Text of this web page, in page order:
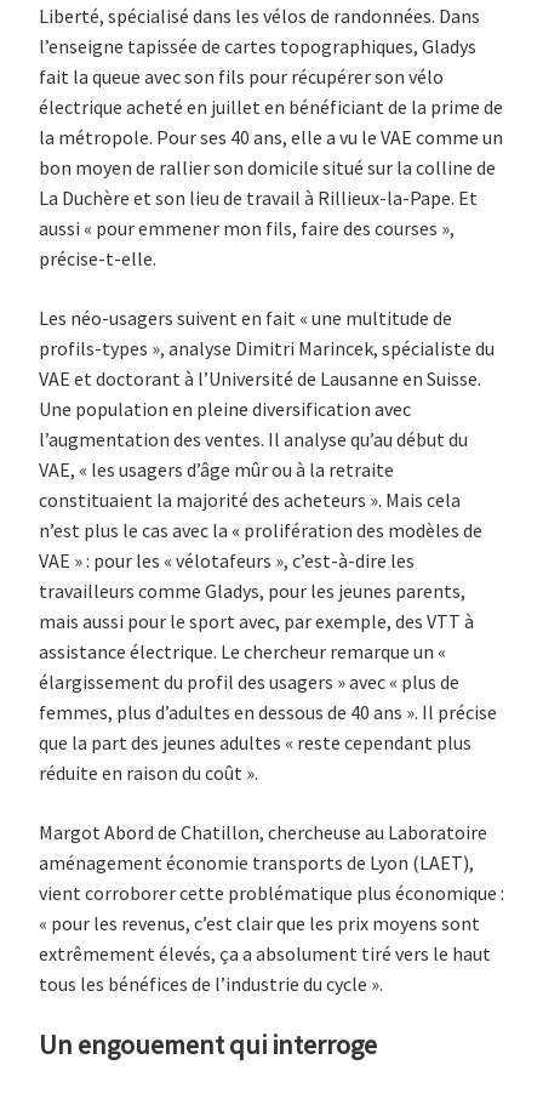
Liberté, spécialisé dans les vélos de randonnées. Dans
l’enseigne tapissée de cartes topographiques, Gladys
fait la queue avec son fils pour récupérer son vélo
électrique acheté en juillet en bénéficiant de la prime de
la métropole. Pour ses 40 ans, elle a vu le VAE comme un
bon moyen de rallier son domicile situé sur la colline de
La Duchère et son lieu de travail à Rillieux-la-Pape. Et
aussi « pour emmener mon fils, faire des courses »,
précise-t-elle.
Les néo-usagers suivent en fait « une multitude de
profils-types », analyse Dimitri Marincek, spécialiste du
VAE et doctorant à l’Université de Lausanne en Suisse.
Une population en pleine diversification avec
l’augmentation des ventes. Il analyse qu’au début du
VAE, « les usagers d’âge mûr ou à la retraite
constituaient la majorité des acheteurs ». Mais cela
n’est plus le cas avec la « prolifération des modèles de
VAE » : pour les « vélotafeurs », c’est-à-dire les
travailleurs comme Gladys, pour les jeunes parents,
mais aussi pour le sport avec, par exemple, des VTT à
assistance électrique. Le chercheur remarque un «
élargissement du profil des usagers » avec « plus de
femmes, plus d’adultes en dessous de 40 ans ». Il précise
que la part des jeunes adultes « reste cependant plus
réduite en raison du coût ».
Margot Abord de Chatillon, chercheuse au Laboratoire
aménagement économie transports de Lyon (LAET),
vient corroborer cette problématique plus économique :
« pour les revenus, c’est clair que les prix moyens sont
extrêmement élevés, ça a absolument tiré vers le haut
tous les bénéfices de l’industrie du cycle ».
Un engouement qui interroge